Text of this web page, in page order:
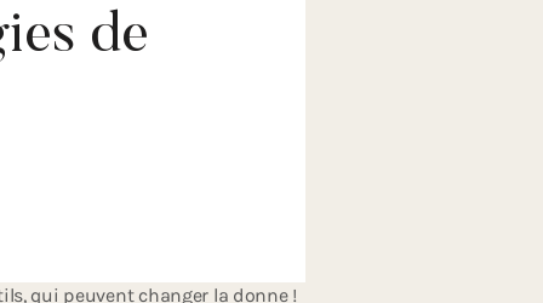
de
et les golfeurs en performance.
technologies de golf, car ce
qui peuvent changer la donne !